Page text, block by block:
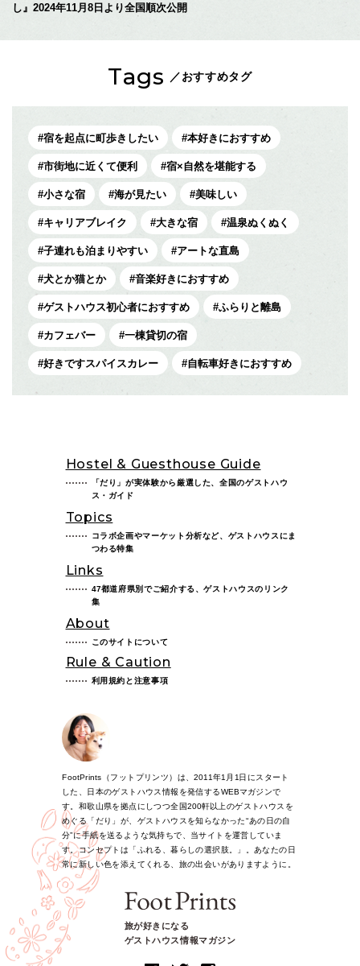
し』2024年11月8日より全国順次公開
Tags ／おすすめタグ
宿を起点に町歩きしたい 本好きにおすすめ
市街地に近くて便利 宿×自然を堪能する
小さな宿 海が見たい 美味しい
キャリアブレイク 大きな宿 温泉ぬくぬく
子連れも泊まりやすい アートな直島
犬とか猫とか 音楽好きにおすすめ
ゲストハウス初心者におすすめ ふらりと離島
カフェバー 一棟貸切の宿
好きですスパイスカレー 自転車好きにおすすめ
Hostel & Guesthouse Guide
「だり」が実体験から厳選した、全国のゲストハウ
ス・ガイド
Topics
コラボ企画やマーケット分析など、ゲストハウスにま
つわる特集
Links
47都道府県別でご紹介する、ゲストハウスのリンク
集
About
このサイトについて
Rule & Caution
利用規約と注意事項
FootPrints（フットプリンツ）は、2011年1月1日にスタート
した、日本のゲストハウス情報を発信するWEBマガジンで
す。和歌山県を拠点にしつつ全国200軒以上のゲストハウスを
めぐる「だり」が、ゲストハウスを知らなかった“あの日の自
分”に手紙を送るような気持ちで、当サイトを運営していま
す。コンセプトは「ふれる、暮らしの選択肢。」。あなたの日
常に新しい色を添えてくれる、旅の出会いがありますように。
旅が好きになる
ゲストハウス情報マガジン